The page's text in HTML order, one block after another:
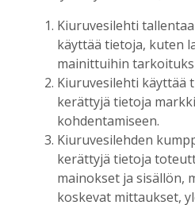
Mikko Remes
villitystäkin on
hölläämään
Tilaajille
Aku Laatikainen
Vaikuttaako
Kiuruvedellä?
odottaa”, toteaa
Tilaajille
Kiuruvesilehti
käyttää tietoja, kuten
mainittuihin
Kiuruvesilehti käyttää
kerättyjä tietoja
kohdentamiseen.
Kiuruvesilehden
kerättyjä tietoja
mainokset ja sisällön,
koskevat mittaukset,